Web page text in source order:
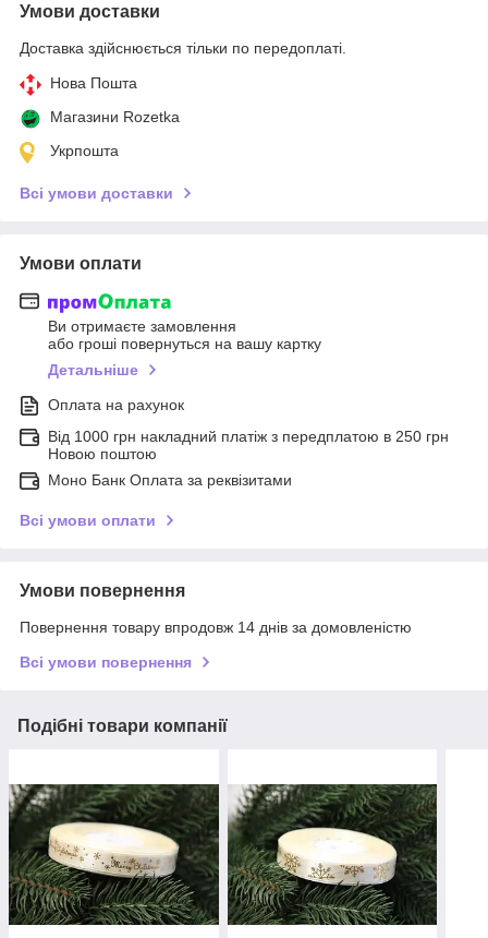
Умови доставки
Доставка здійснюється тільки по передоплаті.
Нова Пошта
Магазини Rozetka
Укрпошта
Всі умови доставки
Умови оплати
Ви отримаєте замовлення
або гроші повернуться на вашу картку
Детальніше
Оплата на рахунок
Від 1000 грн накладний платіж з передплатою в 250 грн
Новою поштою
Моно Банк Оплата за реквізитами
Всі умови оплати
Умови повернення
Повернення товару впродовж 14 днів за домовленістю
Всі умови повернення
Подібні товари компанії